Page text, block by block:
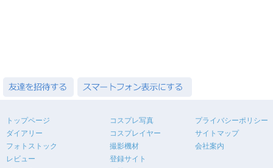
トップページ
ダイアリー
フォトストック
レビュー
コスプレ写真
コスプレイヤー
撮影機材
登録サイト
プライバシーポリシー
サイトマップ
会社案内